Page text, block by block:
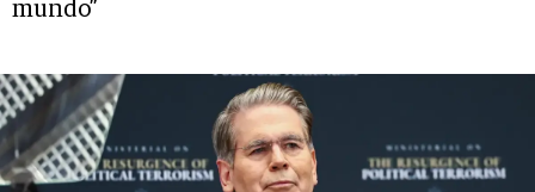
mundo”